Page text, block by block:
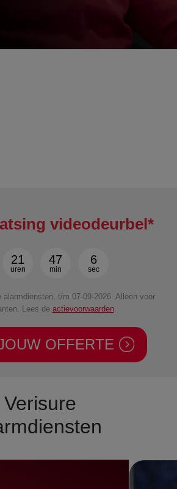
videodeurbel*
21
uren
47
min
4
sec
alarmdiensten, t/m 07-09-2026. Alleen voor
Lees de actievoorwaarden.
OFFERTE
Verisure